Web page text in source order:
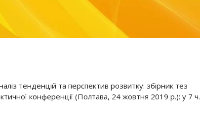
тенденцій та перспектив розвитку: збірник тез
конференції (Полтава, 24 жовтня 2019 р.): у 7 ч.